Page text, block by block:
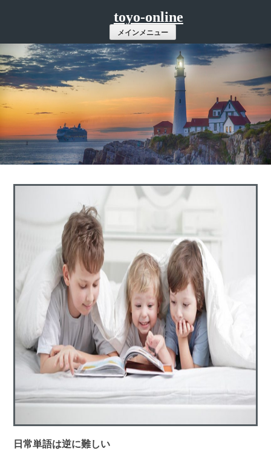
ツ
へ
ス
キ
ッ
プ
toyo-online
メインメニュー
日常単語は逆に難しい